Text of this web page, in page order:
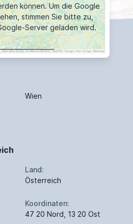
können. Um die Google
stimmen Sie bitte zu,
Server geladen wird.
ANZEIGEN
Wien
Land:
Österreich
Koordinaten:
47 20 Nord, 13 20 Ost